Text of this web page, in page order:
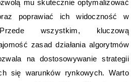
mu skutecznie optymalizować
poprawiać ich widoczność w
wszystkim, kluczową
zasad działania algorytmów
na dostosowywanie strategii
się warunków rynkowych. Warto